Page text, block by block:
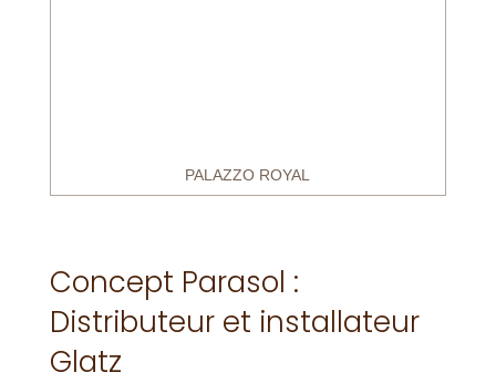
PALAZZO ROYAL
Concept Parasol :
Distributeur et installateur
Glatz